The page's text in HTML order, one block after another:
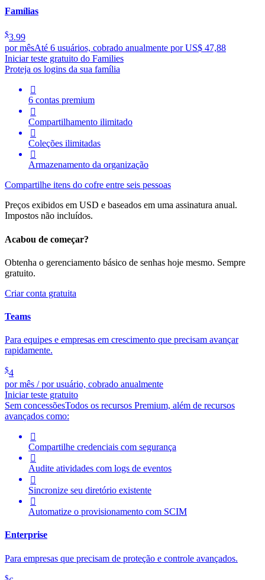
Famílias
$3.99
por mêsAté 6 usuários, cobrado anualmente por US$ 47,88
Iniciar teste gratuito do Families
Proteja os logins da sua família

6 contas premium

Compartilhamento ilimitado

Coleções ilimitadas

Armazenamento da organização
Compartilhe itens do cofre entre seis pessoas
Preços exibidos em USD e baseados em uma assinatura anual.
Impostos não incluídos.
Acabou de começar?
Obtenha o gerenciamento básico de senhas hoje mesmo. Sempre
gratuito.
Criar conta gratuita
Teams
Para equipes e empresas em crescimento que precisam avançar
rapidamente.
$4
por mês / por usuário, cobrado anualmente
Iniciar teste gratuito
Sem concessõesTodos os recursos Premium, além de recursos
avançados como:

Compartilhe credenciais com segurança

Audite atividades com logs de eventos

Sincronize seu diretório existente

Automatize o provisionamento com SCIM
Enterprise
Para empresas que precisam de proteção e controle avançados.
$